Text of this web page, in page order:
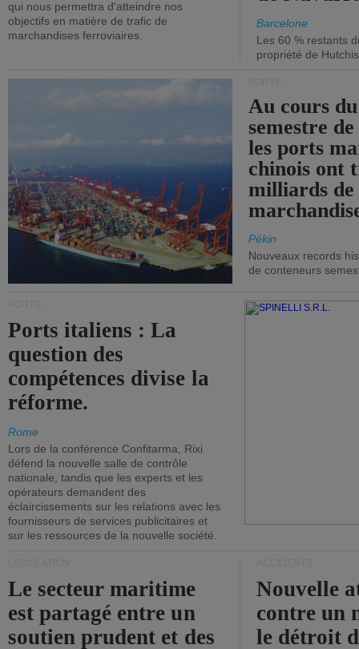
qui nous permettra d'atteindre nos
objectifs en matière de trafic de
marchandises ferroviaires.
Barcelone
Les 60 % restants
propriété de
Au cours
semestre
les ports
chinois ont
milliards de
Pékin
Nouveaux records
de conteneurs
Ports italiens : La
question des
compétences divise la
réforme.
Rome
Lors de la conférence Confitarma, Rixi
défend la nouvelle salle de contrôle
nationale, tandis que les experts et les
opérateurs demandent des
éclaircissements sur les relations avec les
fournisseurs de services publicitaires et
sur les ressources de la nouvelle société.
Le secteur maritime
est partagé entre un
soutien prudent et des
Nouvelle
contre un
le détroit